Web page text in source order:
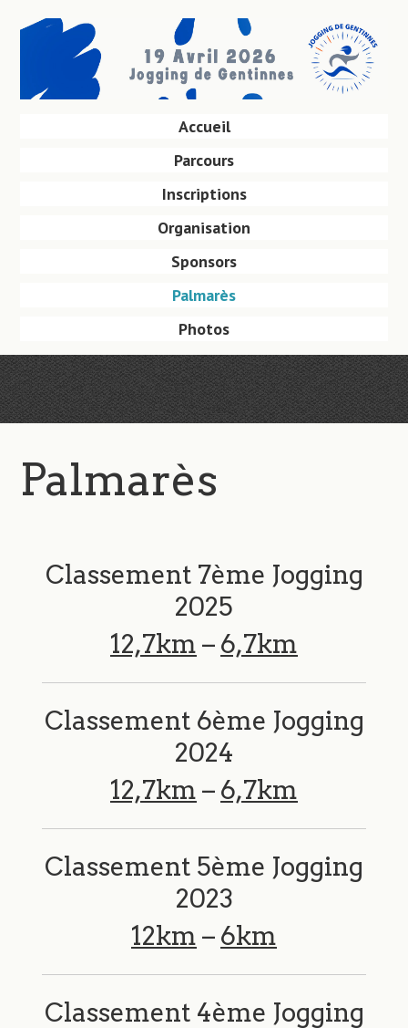
Accueil
Parcours
Inscriptions
Organisation
Sponsors
Palmarès
Photos
Palmarès
Classement 7ème Jogging
2025
12,7km – 6,7km
Classement 6ème Jogging
2024
12,7km – 6,7km
Classement 5ème Jogging
2023
12km – 6km
Classement 4ème Jogging